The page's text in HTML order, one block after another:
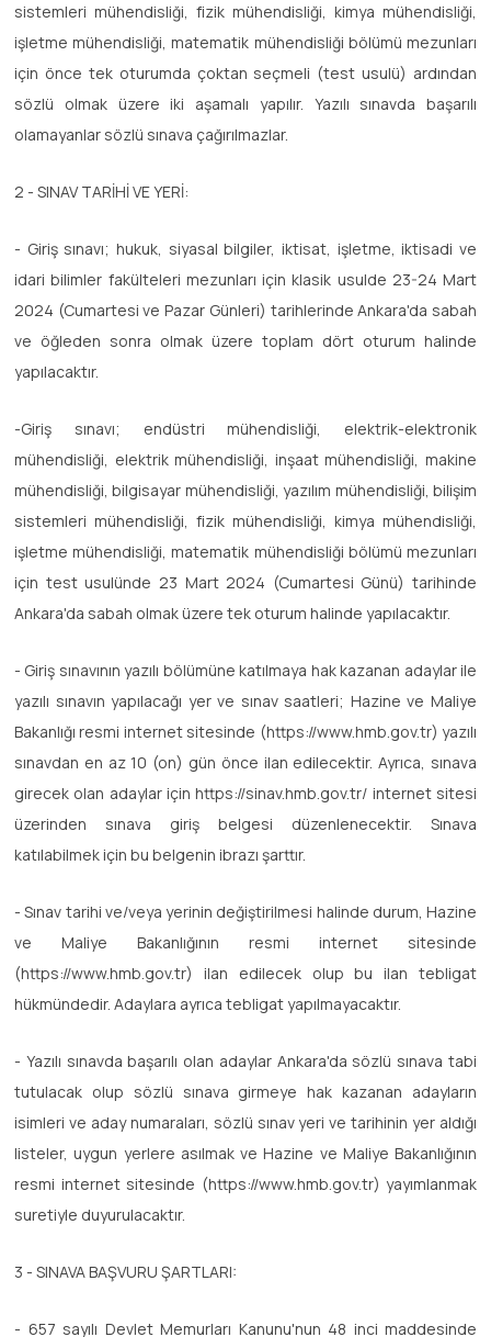
sistemleri mühendisliği, fizik mühendisliği, kimya mühendisliği,
işletme mühendisliği, matematik mühendisliği bölümü mezunları
için önce tek oturumda çoktan seçmeli (test usulü) ardından
sözlü olmak üzere iki aşamalı yapılır. Yazılı sınavda başarılı
olamayanlar sözlü sınava çağırılmazlar.
2 - SINAV TARİHİ VE YERİ:
- Giriş sınavı; hukuk, siyasal bilgiler, iktisat, işletme, iktisadi ve
idari bilimler fakülteleri mezunları için klasik usulde 23-24 Mart
2024 (Cumartesi ve Pazar Günleri) tarihlerinde Ankara'da sabah
ve öğleden sonra olmak üzere toplam dört oturum halinde
yapılacaktır.
-Giriş sınavı; endüstri mühendisliği, elektrik-elektronik
mühendisliği, elektrik mühendisliği, inşaat mühendisliği, makine
mühendisliği, bilgisayar mühendisliği, yazılım mühendisliği, bilişim
sistemleri mühendisliği, fizik mühendisliği, kimya mühendisliği,
işletme mühendisliği, matematik mühendisliği bölümü mezunları
için test usulünde 23 Mart 2024 (Cumartesi Günü) tarihinde
Ankara'da sabah olmak üzere tek oturum halinde yapılacaktır.
- Giriş sınavının yazılı bölümüne katılmaya hak kazanan adaylar ile
yazılı sınavın yapılacağı yer ve sınav saatleri; Hazine ve Maliye
Bakanlığı resmi internet sitesinde (https://www.hmb.gov.tr) yazılı
sınavdan en az 10 (on) gün önce ilan edilecektir. Ayrıca, sınava
girecek olan adaylar için https://sinav.hmb.gov.tr/ internet sitesi
üzerinden sınava giriş belgesi düzenlenecektir. Sınava
katılabilmek için bu belgenin ibrazı şarttır.
- Sınav tarihi ve/veya yerinin değiştirilmesi halinde durum, Hazine
ve Maliye Bakanlığının resmi internet sitesinde
(https://www.hmb.gov.tr) ilan edilecek olup bu ilan tebligat
hükmündedir. Adaylara ayrıca tebligat yapılmayacaktır.
- Yazılı sınavda başarılı olan adaylar Ankara'da sözlü sınava tabi
tutulacak olup sözlü sınava girmeye hak kazanan adayların
isimleri ve aday numaraları, sözlü sınav yeri ve tarihinin yer aldığı
listeler, uygun yerlere asılmak ve Hazine ve Maliye Bakanlığının
resmi internet sitesinde (https://www.hmb.gov.tr) yayımlanmak
suretiyle duyurulacaktır.
3 - SINAVA BAŞVURU ŞARTLARI:
- 657 sayılı Devlet Memurları Kanunu'nun 48 inci maddesinde